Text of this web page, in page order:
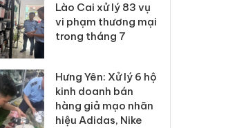
Lào Cai xử lý 83 vụ
vi phạm thương mại
trong tháng 7
Hưng Yên: Xử lý 6 hộ
kinh doanh bán
hàng giả mạo nhãn
hiệu Adidas, Nike